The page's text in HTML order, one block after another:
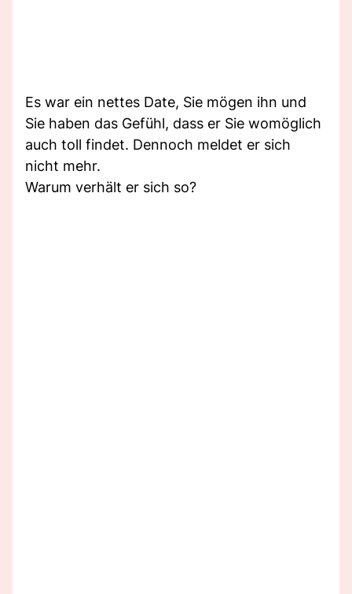
Es war ein nettes Date, Sie mögen ihn und
Sie haben das Gefühl, dass er Sie womöglich
auch toll findet. Dennoch meldet er sich
nicht mehr.
Warum verhält er sich so?